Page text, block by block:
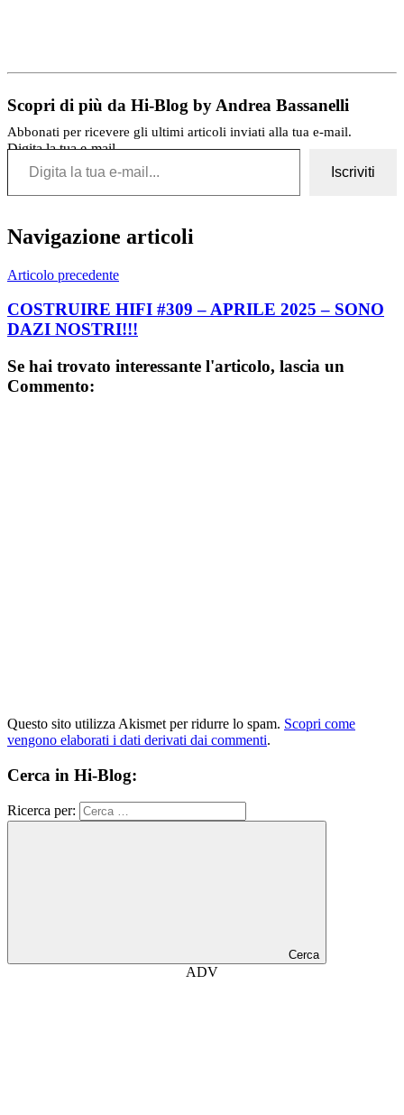
Scopri di più da Hi-Blog by Andrea Bassanelli
Abbonati per ricevere gli ultimi articoli inviati alla tua e-mail.
Digita la tua e-mail...
Iscriviti
Navigazione articoli
Articolo precedente
COSTRUIRE HIFI #309 – APRILE 2025 – SONO
DAZI NOSTRI!!!
Se hai trovato interessante l'articolo, lascia un
Commento:
Questo sito utilizza Akismet per ridurre lo spam. Scopri come
vengono elaborati i dati derivati dai commenti.
Cerca in Hi-Blog:
Ricerca per:
Cerca
ADV